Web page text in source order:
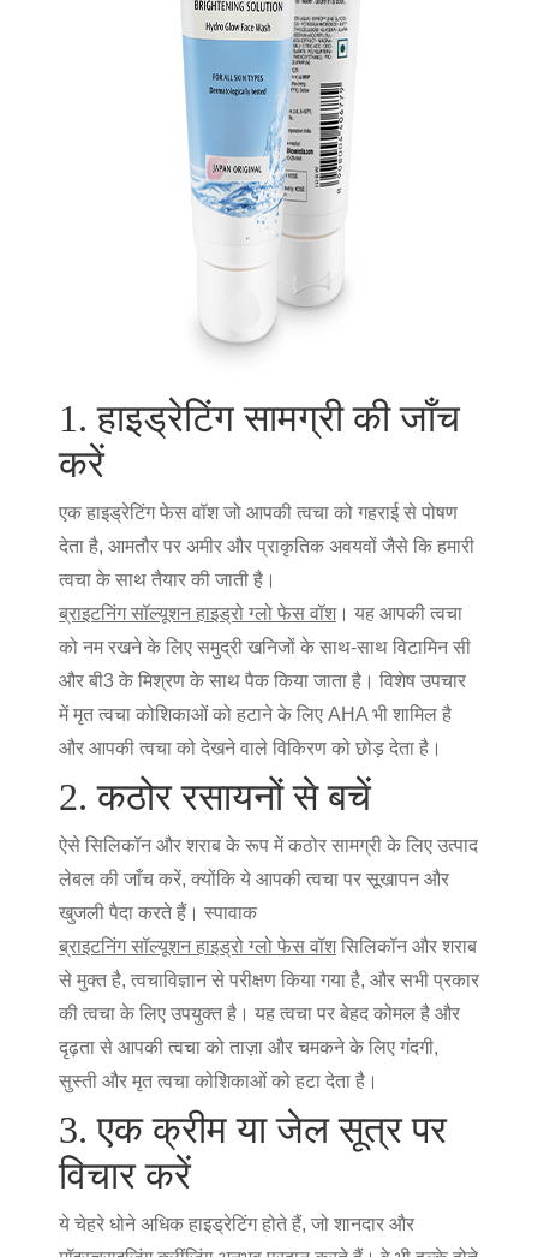
1. हाइड्रेटिंग सामग्री की जाँच
करें
एक हाइड्रेटिंग फेस वॉश जो आपकी त्वचा को गहराई से पोषण
देता है, आमतौर पर अमीर और प्राकृतिक अवयवों जैसे कि हमारी
त्वचा के साथ तैयार की जाती है।
ब्राइटनिंग सॉल्यूशन हाइड्रो ग्लो फेस वॉश। यह आपकी त्वचा
को नम रखने के लिए समुद्री खनिजों के साथ-साथ विटामिन सी
और बी3 के मिश्रण के साथ पैक किया जाता है। विशेष उपचार
में मृत त्वचा कोशिकाओं को हटाने के लिए AHA भी शामिल है
और आपकी त्वचा को देखने वाले विकिरण को छोड़ देता है।
2. कठोर रसायनों से बचें
ऐसे सिलिकॉन और शराब के रूप में कठोर सामग्री के लिए उत्पाद
लेबल की जाँच करें, क्योंकि ये आपकी त्वचा पर सूखापन और
खुजली पैदा करते हैं। स्पावाक
ब्राइटनिंग सॉल्यूशन हाइड्रो ग्लो फेस वॉशसिलिकॉन और शराब
से मुक्त है, त्वचाविज्ञान से परीक्षण किया गया है, और सभी प्रकार
की त्वचा के लिए उपयुक्त है। यह त्वचा पर बेहद कोमल है और
दृढ़ता से आपकी त्वचा को ताज़ा और चमकने के लिए गंदगी,
सुस्ती और मृत त्वचा कोशिकाओं को हटा देता है।
3. एक क्रीम या जेल सूत्र पर
विचार करें
ये चेहरे धोने अधिक हाइड्रेटिंग होते हैं, जो शानदार और